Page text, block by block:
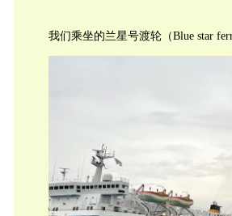
我们乘坐的兰星号渡轮（Blue star